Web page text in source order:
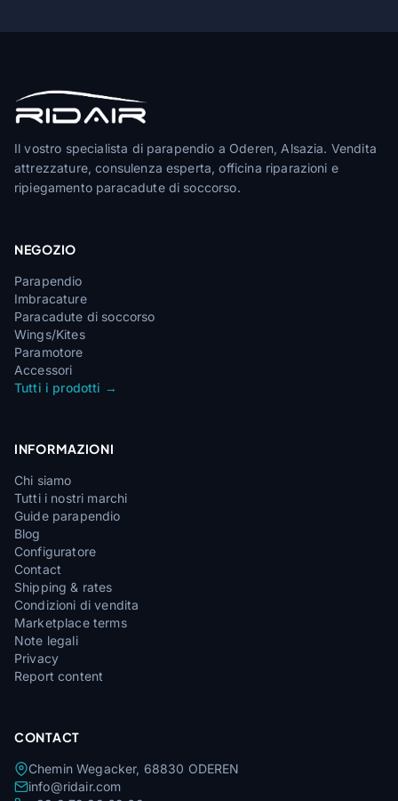
Il vostro specialista di parapendio a Oderen, Alsazia. Vendita
attrezzature, consulenza esperta, officina riparazioni e
ripiegamento paracadute di soccorso.
NEGOZIO
Parapendio
Imbracature
Paracadute di soccorso
Wings/Kites
Paramotore
Accessori
Tutti i prodotti →
INFORMAZIONI
Chi siamo
Tutti i nostri marchi
Guide parapendio
Blog
Configuratore
Contact
Shipping & rates
Condizioni di vendita
Marketplace terms
Note legali
Privacy
Report content
CONTACT
Chemin Wegacker, 68830 ODEREN
info@ridair.com